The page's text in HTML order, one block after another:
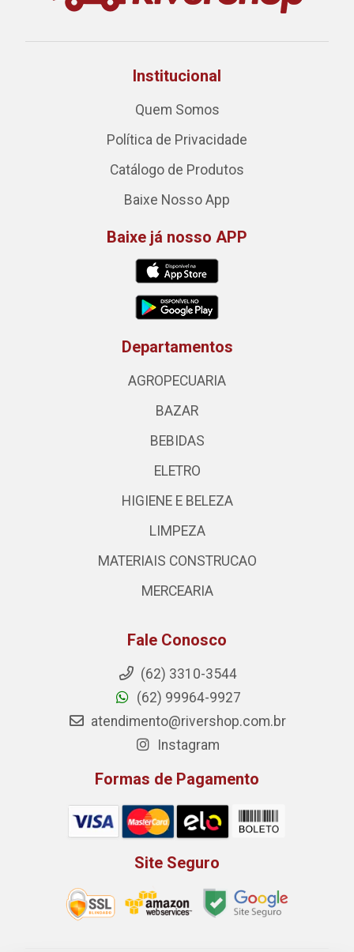
Institucional
Quem Somos
Política de Privacidade
Catálogo de Produtos
Baixe Nosso App
Baixe já nosso APP
Departamentos
AGROPECUARIA
BAZAR
BEBIDAS
ELETRO
HIGIENE E BELEZA
LIMPEZA
MATERIAIS CONSTRUCAO
MERCEARIA
Fale Conosco
(62) 3310-3544
(62) 99964-9927
atendimento@rivershop.com.br
Instagram
Formas de Pagamento
Site Seguro